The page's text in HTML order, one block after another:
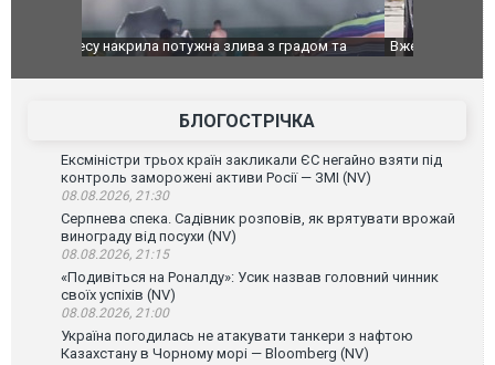
Вже вивели на тести: Ferrari готує оновлення
Вийшов
фільму
БЛОГОСТРІЧКА
Ексміністри трьох країн закликали ЄС негайно взяти під
контроль заморожені активи Росії — ЗМІ (NV)
08.08.2026, 21:30
Серпнева спека. Садівник розповів, як врятувати врожай
винограду від посухи (NV)
08.08.2026, 21:15
«Подивіться на Роналду»: Усик назвав головний чинник
своїх успіхів (NV)
08.08.2026, 21:00
Україна погодилась не атакувати танкери з нафтою
Казахстану в Чорному морі — Bloomberg (NV)